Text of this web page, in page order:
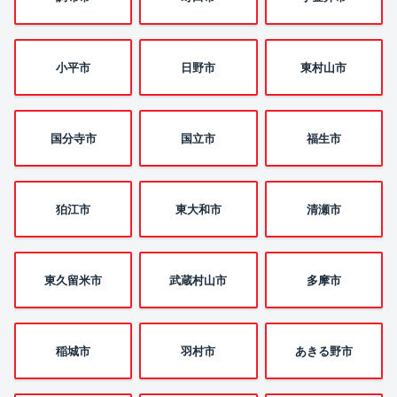
小平市 日野市 東村山市
国分寺市 国立市 福生市
狛江市 東大和市 清瀬市
東久留米市 武蔵村山市 多摩市
稲城市 羽村市 あきる野市